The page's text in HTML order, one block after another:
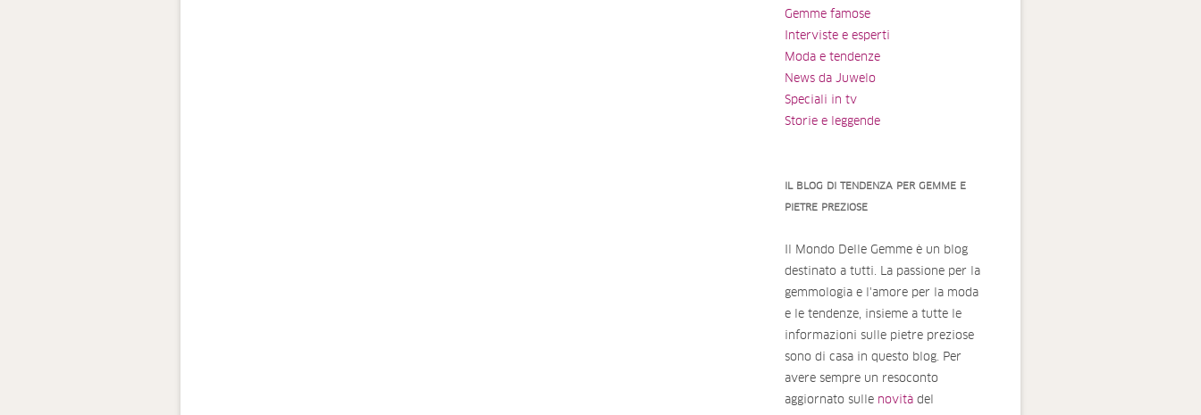
Gemme famose
Interviste e esperti
Moda e tendenze
News da Juwelo
Speciali in tv
Storie e leggende
IL BLOG DI TENDENZA PER GEMME E
PIETRE PREZIOSE
Il Mondo Delle Gemme è un blog
destinato a tutti. La passione per la
gemmologia e l'amore per la moda
e le tendenze, insieme a tutte le
informazioni sulle pietre preziose
sono di casa in questo blog. Per
avere sempre un resoconto
aggiornato sulle novità del